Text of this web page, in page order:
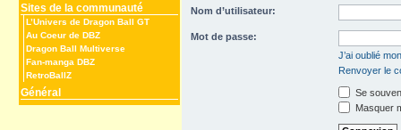
Sites de la communauté
L’Univers de Dragon Ball GT
Au Coeur de DBZ
Dragon Ball Multiverse
Fan-manga DBZ
RetroBallZ
Général
Nom d’utilisateur:
Mot de passe:
J’ai oublié
Renvoyer le
Se
Masquer